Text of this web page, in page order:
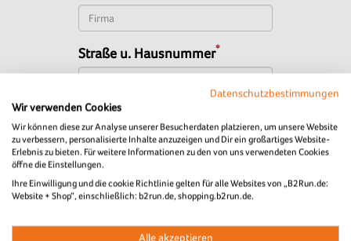
Straße u. Hausnummer*
Postleitzahl
Stadt
Datenschutzbestimmungen
Wir verwenden Cookies
Wir können diese zur Analyse unserer Besucherdaten platzieren, um unsere Website
zu verbessern, personalisierte Inhalte anzuzeigen und Dir ein großartiges Website-
Erlebnis zu bieten. Für weitere Informationen zu den von uns verwendeten Cookies
öffne die Einstellungen.
Ihre Einwilligung und die cookie Richtlinie gelten für alle Websites von „B2Run.de:
Website + Shop“, einschließlich: b2run.de, shopping.b2run.de.
Alle akzeptieren